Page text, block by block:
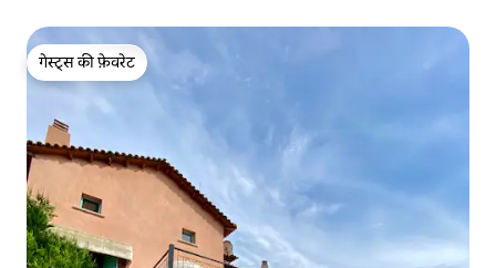
गेस्ट्स की फ़ेवरेट
गेस्ट्स की फ़ेवरेट